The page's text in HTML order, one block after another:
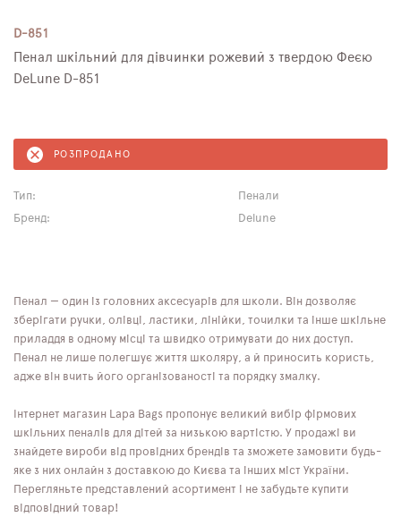
D-851
Пенал шкільний для дівчинки рожевий з твердою Феєю
DeLune D-851
РОЗПРОДАНО
Тип:
Пенали
Бренд:
Delune
Пенал — один із головних аксесуарів для школи. Він дозволяє
зберігати ручки, олівці, ластики, лінійки, точилки та інше шкільне
приладдя в одному місці та швидко отримувати до них доступ.
Пенал не лише полегшує життя школяру, а й приносить користь,
адже він вчить його організованості та порядку змалку.
Інтернет магазин Lapa Bags пропонує великий вибір фірмових
шкільних пеналів для дітей за низькою вартістю. У продажі ви
знайдете вироби від провідних брендів та зможете замовити будь-
яке з них онлайн з доставкою до Києва та інших міст України.
Перегляньте представлений асортимент і не забудьте купити
відповідний товар!